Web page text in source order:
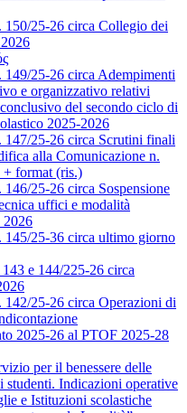
150/25-26 circa Collegio dei
149/25-26 circa Adempimenti
e organizzativo relativi
del secondo ciclo di
2025-2026
147/25-26 circa Scrutini finali
alla Comunicazione n.
format (ris.)
25-26 circa Sospensione
uffici e modalità
2026
145/25-36 circa ultimo giorno
e 144/225-26 circa
142/25-26 circa Operazioni di
2025-26 al PTOF 2025-28
per il benessere delle
studenti. Indicazioni operative
e Istituzioni scolastiche